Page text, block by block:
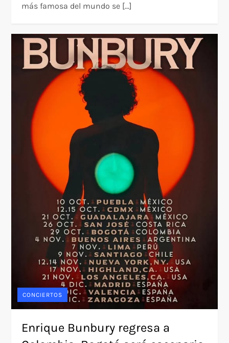
más famosa del mundo se […]
CONCIERTOS
Enrique Bunbury regresa a